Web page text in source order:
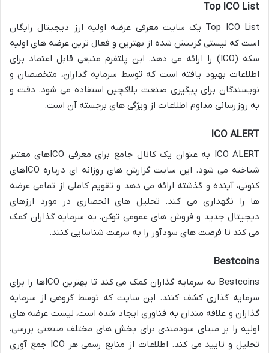
Top ICO List
Top ICO List یک سایت معرفی عرضه اولیه ارز دیجیتال رایگان
است که لیستی گزینش شده از بهترین و فعال ترین عرضه های اولیه
سکه (ICO) را ارائه می دهد. این پلتفرم منبعی قابل اعتماد برای
اطلاعات بهبود یافته است که توسط سرمایه گذاران، متخصصان و
نویسندگان برای پیگیری صنعت بلاکچین استفاده می شود. دقت و
به روزرسانی مداوم اطلاعات از ویژگی های برجسته آن است.
ICO ALERT
ICO ALERT به عنوان یک کانال جامع برای معرفی ICOهای معتبر
شناخته می شود. این سایت گزارش های روزانه ای درباره ICOهای
کنونی، آینده و گذشته ارائه می دهد و تقویم کاملی از تمامی عرضه
ها را نگهداری می کند. تحلیل های انحصاری در مورد ارزهای
دیجیتال جدید و فروش های عمومی توکن، به سرمایه گذاران کمک
می کند تا فرصت های سودآور را به سرعت شناسایی کنند.
Bestcoins
Bestcoins به سرمایه گذاران کمک می کند تا بهترین ICOها را برای
سرمایه گذاری کشف کنند. این سایت که توسط گروهی از سرمایه
گذاران و علاقه مندان به فناوری ایجاد شده است، لیست عرضه های
اولیه را بر مبنای سودمندی برای بخش های مختلف صنعتی بررسی،
تحلیل و تایید می کند. اطلاعات از منابع رسمی هر ICO جمع آوری